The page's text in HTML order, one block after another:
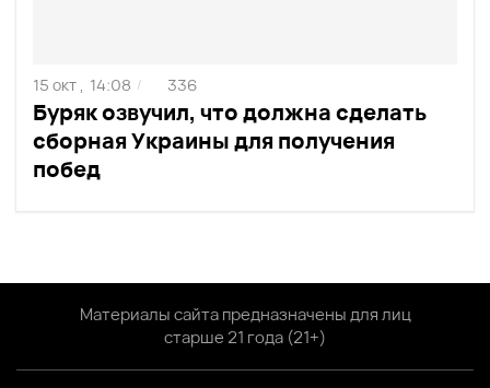
Буряк озвучил, что должна сделать
сборная Украины для получения
побед
15 окт , 14:08 / 336
Материалы сайта предназначены для лиц
старше 21 года (21+)